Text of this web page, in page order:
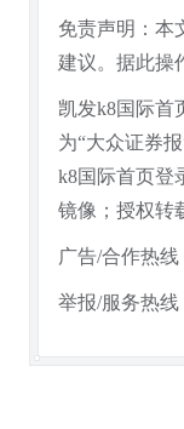
免责声明：本
建议。据此操
凯发k8国际首
为“大众证券
k8国际首页登
镜像；授权转
广告/合作热线
举报/服务热线